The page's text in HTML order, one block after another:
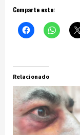
Comparte esto:
Relacionado